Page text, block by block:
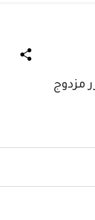
مزدوج